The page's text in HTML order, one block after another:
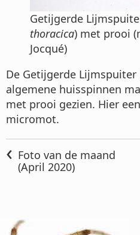
Getijgerde
thoracica) met prooi
Jocqué)
De Getijgerde Lijmspuiter
algemene huisspinnen
met prooi gezien. Hier
micromot.
‹ Foto van de maand
(April 2020)